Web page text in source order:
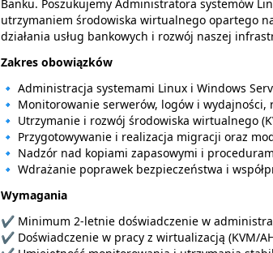
Banku. Poszukujemy Administratora systemów
utrzymaniem środowiska wirtualnego opartego
działania usług bankowych i rozwój naszej
Zakres obowiązków
🔹 Administracja systemami Linux i Windows
🔹 Monitorowanie serwerów, logów i wydajności,
🔹 Utrzymanie i rozwój środowiska wirtualnego
🔹 Przygotowywanie i realizacja migracji oraz
🔹 Nadzór nad kopiami zapasowymi i
🔹 Wdrażanie poprawek bezpieczeństwa i
Wymagania
✔ Minimum 2-letnie doświadczenie w
✔ Doświadczenie w pracy z wirtualizacją (KVM/